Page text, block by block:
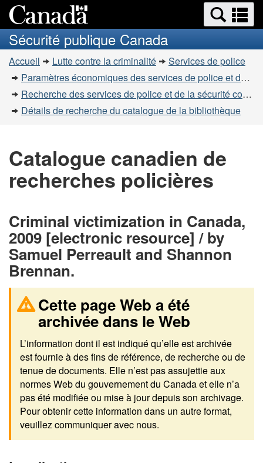
au
contenu
principal
à
la
version
HTML
simplifiée
Recherche
et
menus
et
Sécurité publique Canada
Vous
êtes
ici
Accueil Lutte contre la criminalité
Services de police
Paramètres économiques des services de police et de la sécurité communautaire
Recherche des services de police et de la sécurité communautaire
Détails de recherche du catalogue de la bibliothèque
Catalogue canadien de
recherches policières
Criminal victimization in Canada,
2009 [electronic resource] / by
Samuel Perreault and Shannon
Brennan.
Cette page Web a été
archivée dans le Web
L’information dont il est indiqué qu’elle est archivée
est fournie à des fins de référence, de recherche ou de
tenue de documents. Elle n’est pas assujettie aux
normes Web du gouvernement du Canada et elle n’a
pas été modifiée ou mise à jour depuis son archivage.
Pour obtenir cette information dans un autre format,
veuillez communiquer avec nous.